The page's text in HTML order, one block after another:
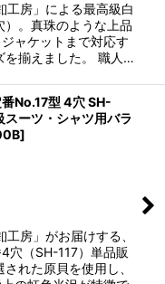
房」による最高級白
。真珠のような上品
ャケットまで対応す
を揃えました。 職人…
番No.17型 4穴 SH-
ーツ・シャツ用バラ
]
房」がお届けする、
穴（SH-117）単品販
れた原貝を使用し、